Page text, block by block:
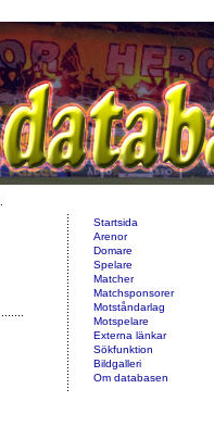
Startsida
Arenor
Domare
Spelare
Matcher
Matchsponsorer
Motståndarlag
Motspelare
Externa länkar
Sökfunktion
Bildgalleri
Om databasen